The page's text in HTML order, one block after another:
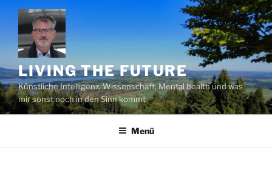
Zum
Inhalt
springen
LIVING THE FUTURE
Künstliche Intelligenz, Wissenschaft, Mental health und was
mir sonst noch in den Sinn kommt
Menü